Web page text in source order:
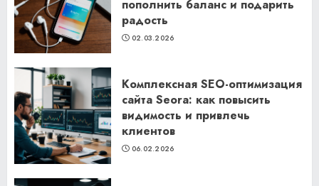
пополнить баланс и подарить
радость
02.03.2026
Комплексная SEO-оптимизация
сайта Seora: как повысить
видимость и привлечь
клиентов
06.02.2026